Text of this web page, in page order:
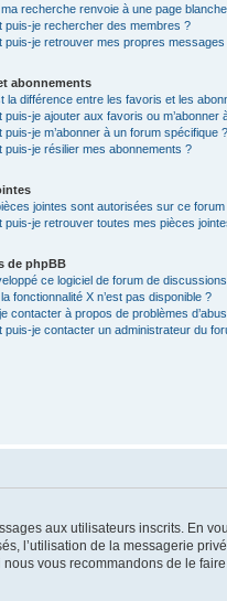
recherche renvoie à une page
puis-je rechercher des membres ?
puis-je retrouver mes propres
abonnements
la différence entre les favoris et les
puis-je ajouter aux favoris ou m’abonner
puis-je m’abonner à un forum spécifique ?
puis-je résilier mes abonnements ?
jointes sont autorisées sur ce forum
puis-je retrouver toutes mes pièces
de phpBB
ce logiciel de forum de
fonctionnalité X n’est pas disponible ?
contacter à propos de problèmes
puis-je contacter un administrateur du
aux utilisateurs inscrits. En
l’utilisation de la messagerie
vous recommandons de le faire.